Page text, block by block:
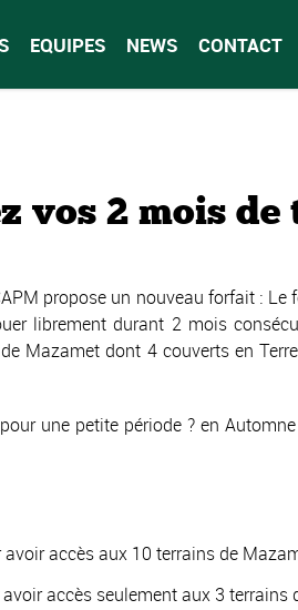
EQUIPES NEWS CONTACT
vos 2 mois de
propose un nouveau forfait : Le
librement durant 2 mois
Mazamet dont 4 couverts en
une petite période ? en
accès aux 10 terrains de
accès seulement aux 3 terrains